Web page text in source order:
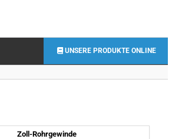
UNSERE PRODUKTE ONLINE
Zoll-Rohrgewinde